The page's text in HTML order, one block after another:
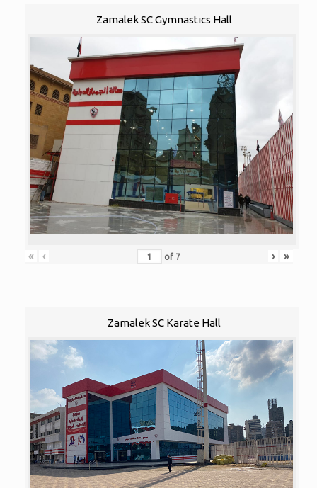
Zamalek SC Gymnastics Hall
« ‹ of 7 › »
Zamalek SC Karate Hall